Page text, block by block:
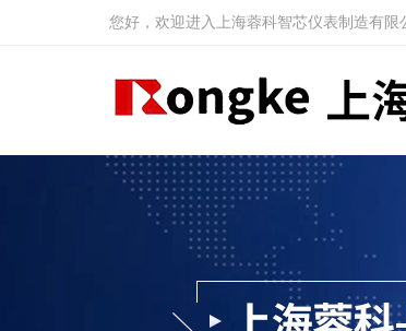
您好，欢迎进入上海蓉科智芯仪表制造有限